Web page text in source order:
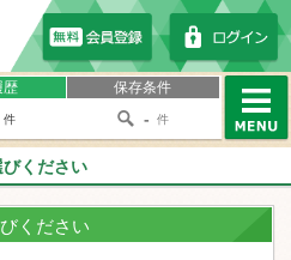
歴
件
保存条件
- 件
ください
ください